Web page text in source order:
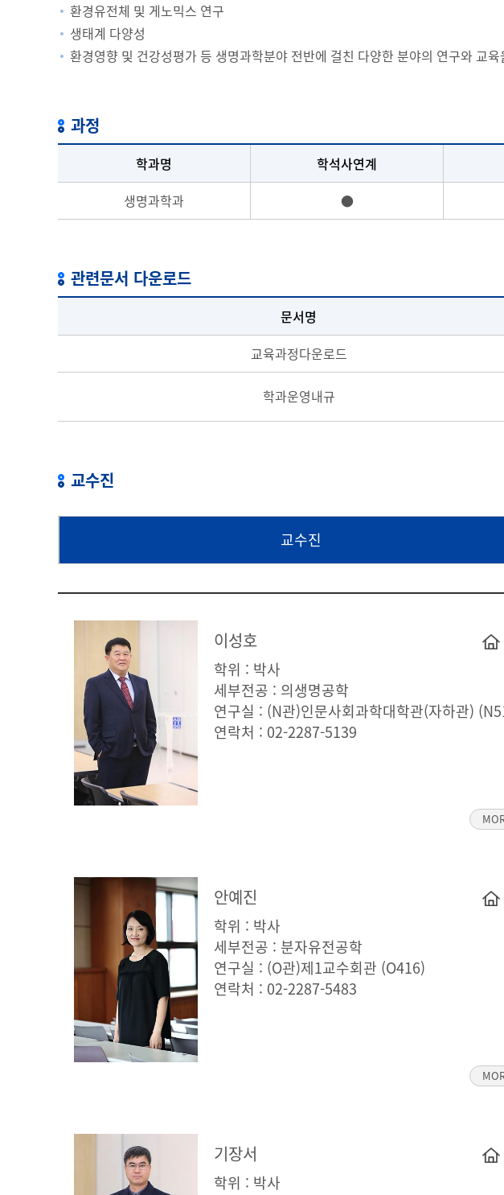
환경유전체 및 게노믹스 연구
생태계 다양성
환경영향 및 건강성평가 등 생명과학분야 전반에 걸친 다양한 분야의 연구와 교
과정
학과명 학석사연계
생명과학과
●
관련문서 다운로드
문서명
교육과정다운로드
학과운영내규
교수진
교수진